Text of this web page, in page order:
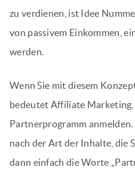
zu verdienen, ist Idee
von passivem Einkommen,
werden.
Wenn Sie mit diesem
bedeutet Affiliate Marketing,
Partnerprogramm anmelden.
nach der Art der Inhalte, die
dann einfach die Worte